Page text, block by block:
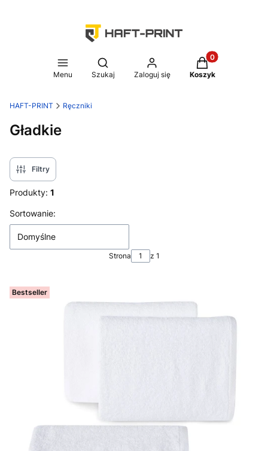
Menu
Otwórz wyszukiwarkę
Szukaj Zaloguj się
Produkty w
Koszyk
HAFT-PRINT Ręczniki
Gładkie
Filtry
Produkty: 1
Lista produktów
Sortowanie:
Domyślne
Strona z 1
Bestseller